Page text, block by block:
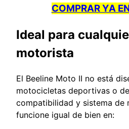
COMPRAR YA
Ideal para
motorista
El Beeline Moto II no está
motocicletas deportivas o
compatibilidad y sistema de
funcione igual de bien en: